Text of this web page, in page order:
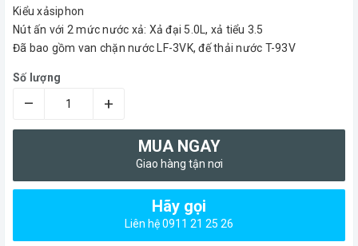
Kiểu xảsiphon
Nút ấn với 2 mức nước xả: Xả đại 5.0L, xả tiểu 3.5
Đã bao gồm van chặn nước LF-3VK, đế thải nước T-93V
Số lượng
– +
MUA NGAY
Giao hàng tận nơi
Hãy gọi
Liên hệ 0911 21 25 26